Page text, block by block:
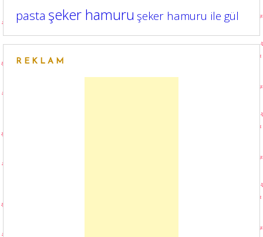
pasta şeker hamuru şeker hamuru ile gül
REKLAM